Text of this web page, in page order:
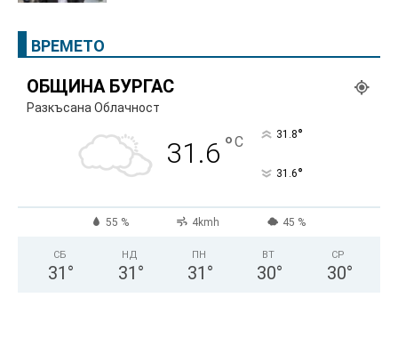
ВРЕМЕТО
ОБЩИНА БУРГАС
Разкъсана Облачност
31.6 °C 31.8°
31.6°
55 % 4kmh 45 %
СБ
31 °
НД
31 °
ПН
31 °
ВТ
30°
СР
30°